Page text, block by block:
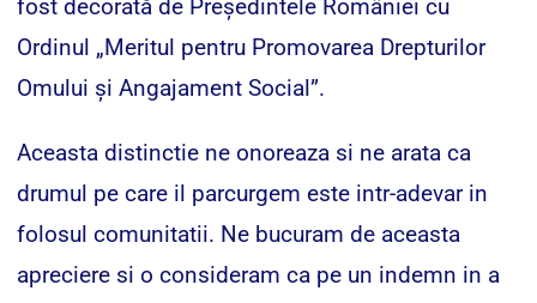
fost decorată de Președintele României cu
Ordinul „Meritul pentru Promovarea Drepturilor
Omului și Angajament Social”.
Aceasta distinctie ne onoreaza si ne arata ca
drumul pe care il parcurgem este intr-adevar in
folosul comunitatii. Ne bucuram de aceasta
apreciere si o consideram ca pe un indemn in a